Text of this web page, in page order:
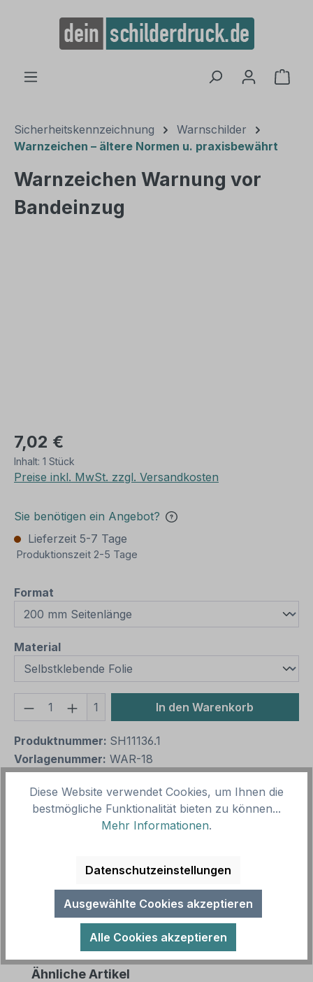
springen
Sicherheitskennzeichnung
Warnschilder
Warnzeichen – ältere Normen u. praxisbewährt
Warnzeichen Warnung vor
Bandeinzug
7,02 €
Inhalt: 1 Stück
Preise inkl. MwSt. zzgl. Versandkosten
Sie benötigen ein Angebot?
Lieferzeit 5-7 Tage
Produktionszeit 2-5 Tage
Format
Materialauswählen
Produkt Anzahl: Gib den
1 In den Warenkorb
Produktnummer: SH11136.1
Vorlagenummer: WAR-18
Beschreibung
Warnzeichen Warnung vor Bandeinzug – ältere
sind Sicherheitszeichen, die vor…Mehr
Produktgalerie überspringen
Ähnliche Artikel
Diese Website verwendet Cookies, um Ihnen die
bestmögliche Funktionalität bieten zu können...
Mehr Informationen.
Datenschutzeinstellungen
Ausgewählte Cookies akzeptieren
Alle Cookies akzeptieren